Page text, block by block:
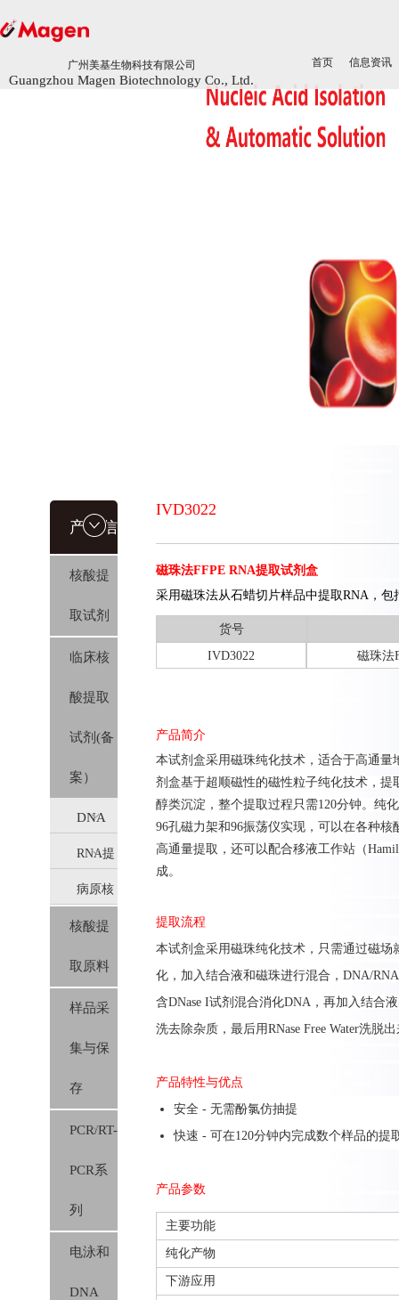
广州美基生物科技有限公司
Guangzhou Magen Biotechnology Co., Ltd.
首页 信息资讯
广州美基生物科技有限公司
Guangzhou Magen Biotechnology Co., Ltd.
首页 信息资讯
产品信
息
核酸提
取试剂
临床核
酸提取
试剂(备
案）
DNA
提取
(IVD)
RNA提
取
(IVD)
病原核
酸提取
(IVD)
核酸提
取原料
样品采
集与保
存
PCR/RT-
PCR系
列
电泳和
DNA
IVD3022
磁珠法FFPE RNA提取试剂盒
采用磁珠法从石蜡切片样品中提取RNA，包
货号
IVD3022
磁珠法
产品简介
本试剂盒采用磁珠纯化技术，适合于高通量
剂盒基于超顺磁性的磁性粒子纯化技术，
醇类沉淀，整个提取过程只需120分钟。纯
96孔磁力架和96振荡仪实现，可以在各种核
高通量提取，还可以配合移液工作站（
成。
提取流程
本试剂盒采用磁珠纯化技术，只需通过磁场
化， 加入结合液和磁珠进行混合， DNA/RNA
含DNase I试剂混合消化DNA，再加入结合
洗去除杂质， 最后用RNase Free Water洗脱出
产品特性与优点
安全 - 无需酚氯仿抽提
快速 - 可在120分钟内完成数个样品的提
产品参数
主要功能
纯化产物
下游应用